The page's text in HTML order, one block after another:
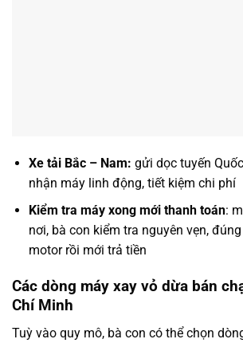
Xe tải Bắc – Nam: gửi dọc tuyến
nhận máy linh động, tiết kiệm chi phí
Kiểm tra máy xong mới thanh toán:
nơi, bà con kiểm tra nguyên vẹn,
motor rồi mới trả tiền
Các dòng máy xay vỏ dừa bán
Chí Minh
Tuỳ vào quy mô, bà con có thể chọn